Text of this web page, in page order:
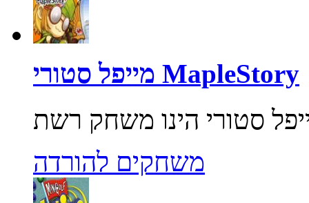
מייפל סטורי MapleStory
משחקים להורדה